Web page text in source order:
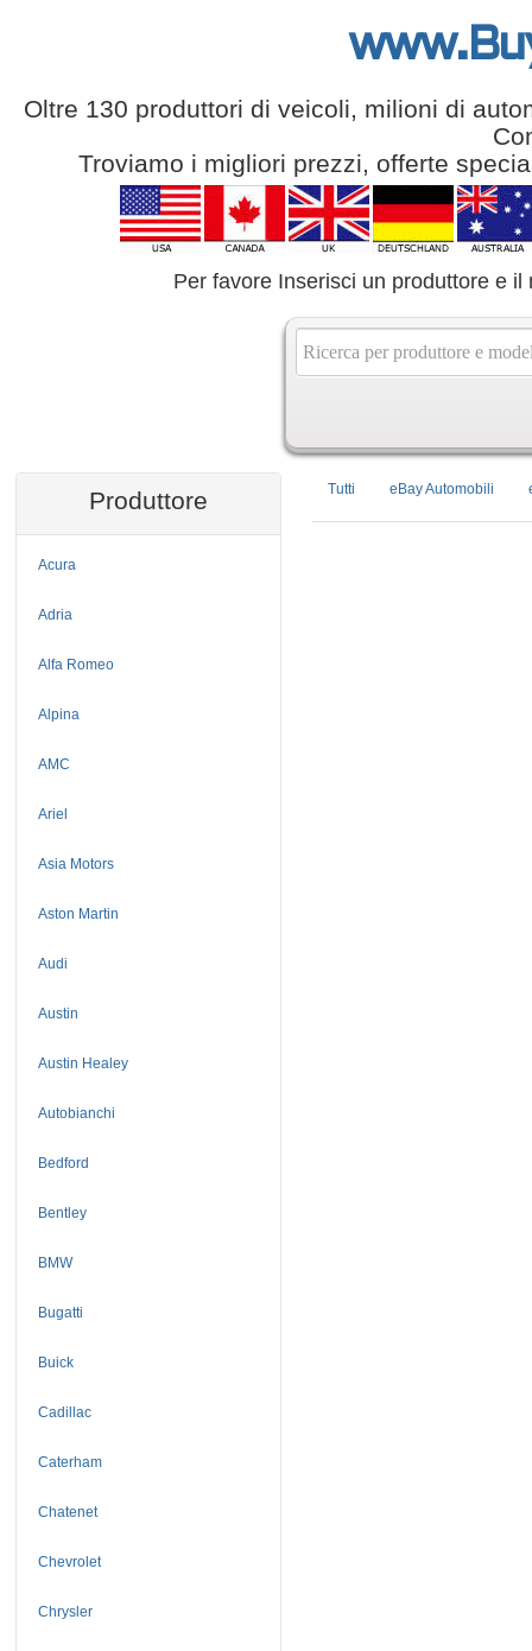
Oltre 130 produttori di veicoli, milioni di
Troviamo i migliori prezzi, offerte
Per favore Inserisci un produttore e
Produttore
Acura
Adria
Alfa Romeo
Alpina
AMC
Ariel
Asia Motors
Aston Martin
Audi
Austin
Austin Healey
Autobianchi
Bedford
Bentley
BMW
Bugatti
Buick
Cadillac
Caterham
Chatenet
Chevrolet
Chrysler
Tutti eBay Automobili